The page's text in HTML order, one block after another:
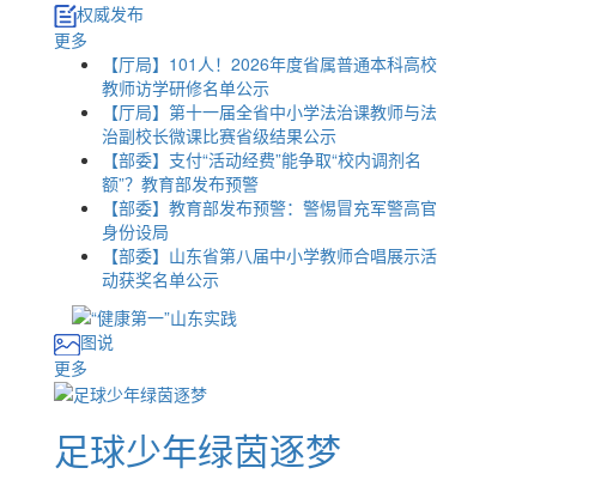
权威发布
更多
【厅局】101人！2026年度省属普通本科高校
教师访学研修名单公示
【厅局】第十一届全省中小学法治课教师与法
治副校长微课比赛省级结果公示
【部委】支付“活动经费”能争取“校内调剂名
额”？教育部发布预警
【部委】教育部发布预警：警惕冒充军警高官
身份设局
【部委】山东省第八届中小学教师合唱展示活
动获奖名单公示
图说
更多
足球少年绿茵逐梦